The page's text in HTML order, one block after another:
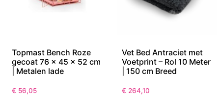
Topmast Bench Roze
gecoat 76 x 45 x 52 cm
| Metalen lade
€ 56,05
Vet Bed Antraciet met
Voetprint – Rol 10 Meter
| 150 cm Breed
€ 264,10